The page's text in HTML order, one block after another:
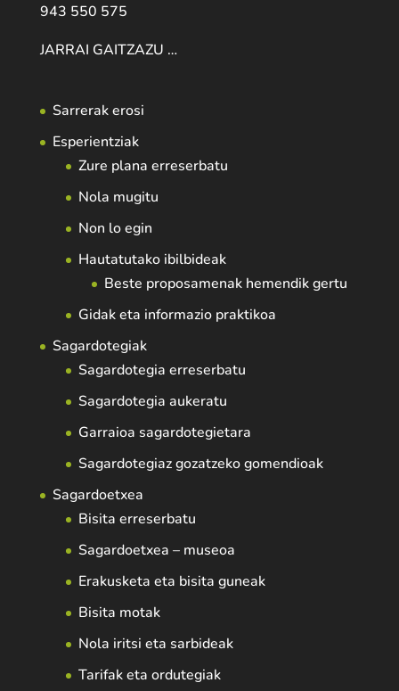
943 550 575
JARRAI GAITZAZU …
Sarrerak erosi
Esperientziak
Zure plana erreserbatu
Nola mugitu
Non lo egin
Hautatutako ibilbideak
Beste proposamenak hemendik gertu
Gidak eta informazio praktikoa
Sagardotegiak
Sagardotegia erreserbatu
Sagardotegia aukeratu
Garraioa sagardotegietara
Sagardotegiaz gozatzeko gomendioak
Sagardoetxea
Bisita erreserbatu
Sagardoetxea – museoa
Erakusketa eta bisita guneak
Bisita motak
Nola iritsi eta sarbideak
Tarifak eta ordutegiak